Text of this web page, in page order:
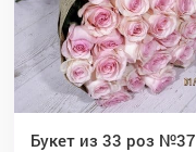
Букет из 33 роз №37